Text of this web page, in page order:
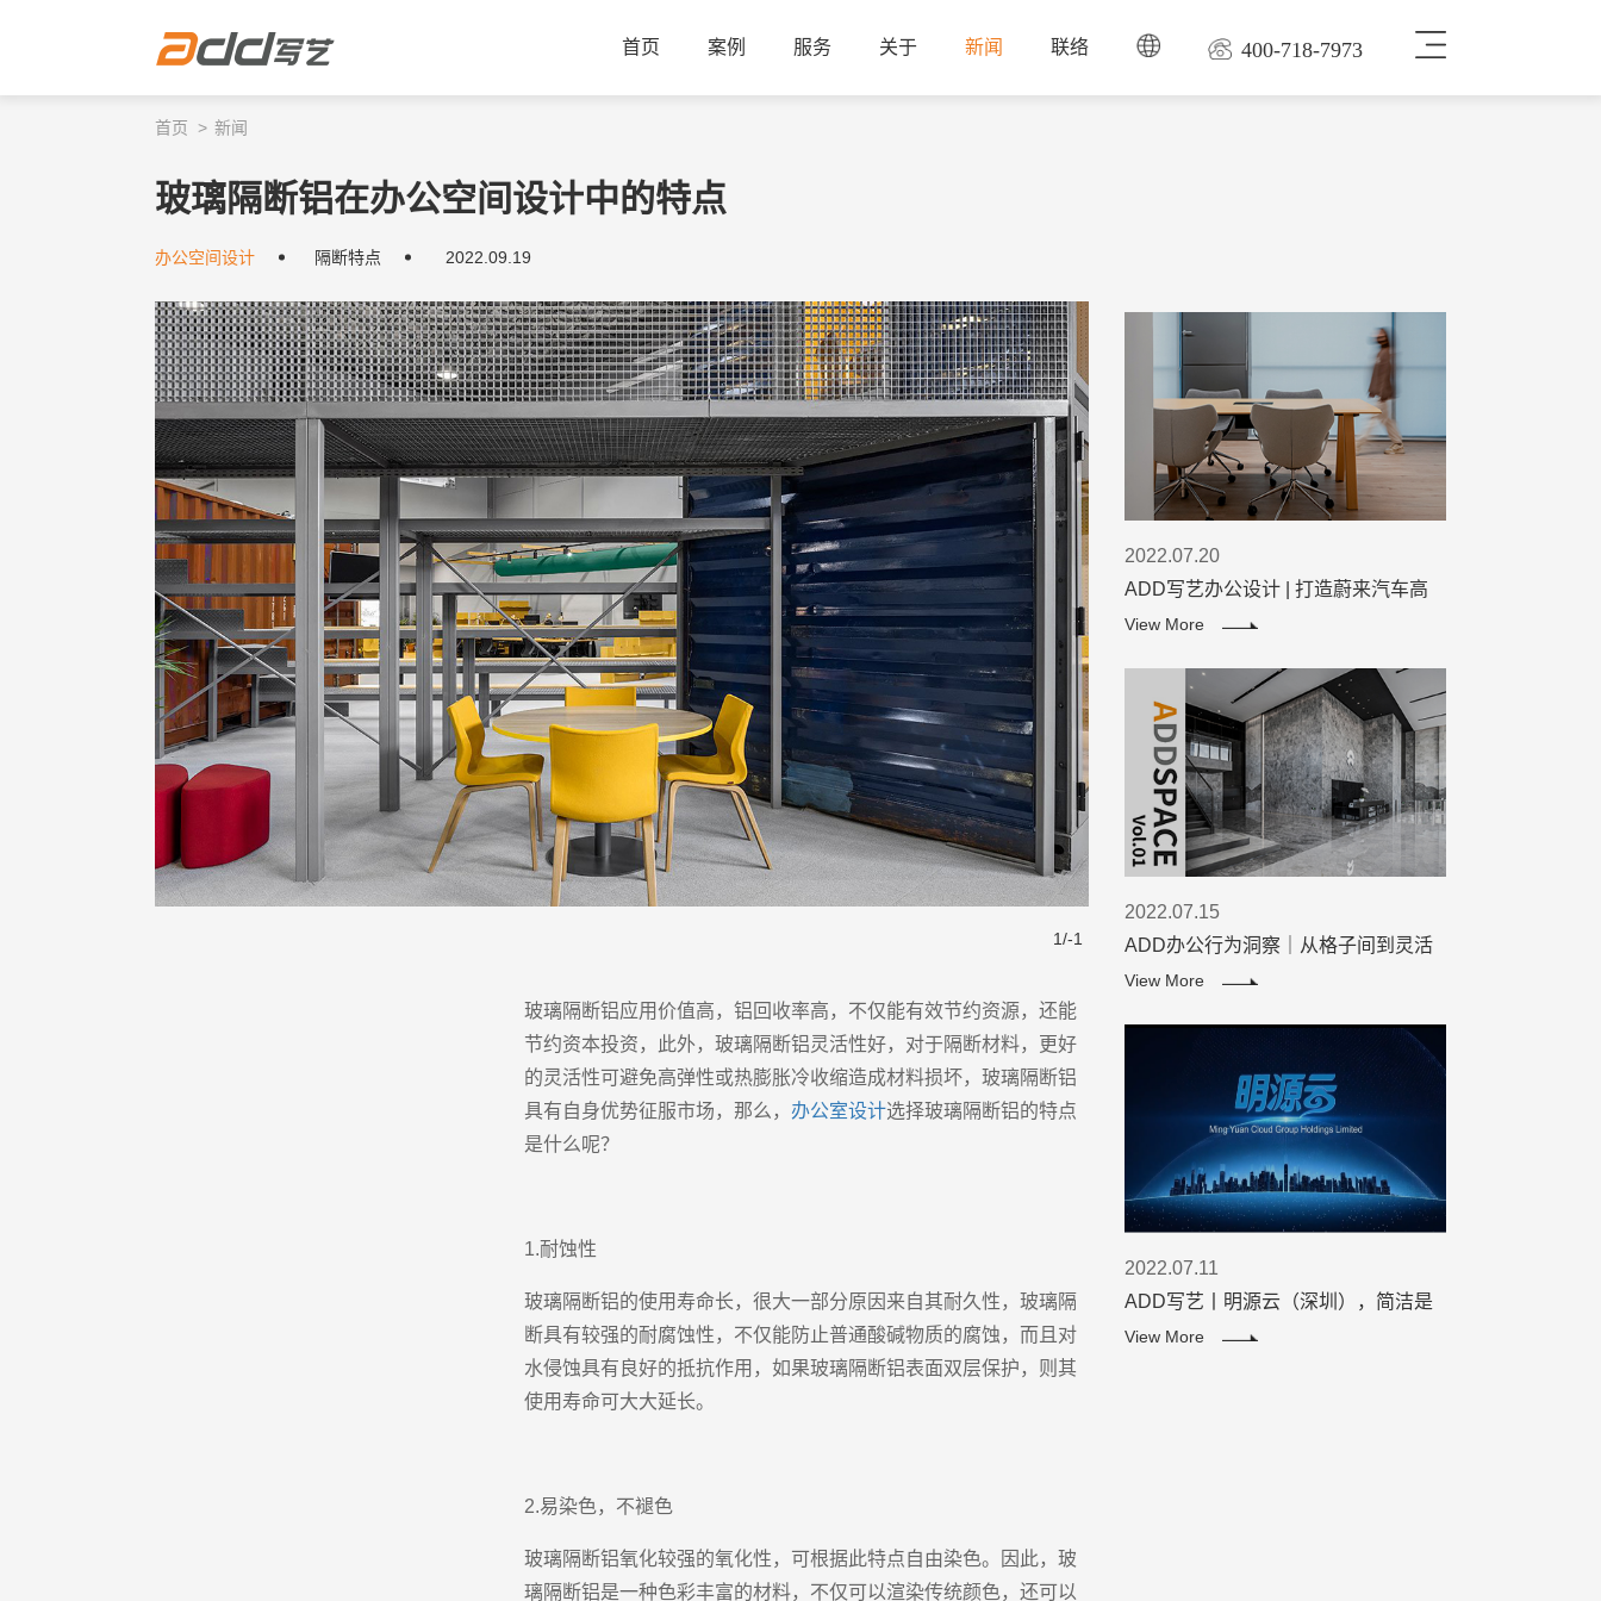
首页 案例 服务 关于 新闻 联络 400-718-7973
首页 新闻
玻璃隔断铝在办公空间设计中的特点
办公空间设计 隔断特点 2022.09.19
1/-1
玻璃隔断铝应用价值高，铝回收率高，不仅能有效节约资源，还能
节约资本投资，此外，玻璃隔断铝灵活性好，对于隔断材料，更好
的灵活性可避免高弹性或热膨胀冷收缩造成材料损坏，玻璃隔断铝
具有自身优势征服市场，那么， 办公室设计选择玻璃隔断铝的特点
是什么呢？
1.耐蚀性
玻璃隔断铝的使用寿命长，很大一部分原因来自其耐久性，玻璃隔
断具有较强的耐腐蚀性，不仅能防止普通酸碱物质的腐蚀，而且对
水侵蚀具有良好的抵抗作用，如果玻璃隔断铝表面双层保护，则其
使用寿命可大大延长。
2.易染色，不褪色
玻璃隔断铝氧化较强的氧化性，可根据此特点自由染色。因此，玻
璃隔断铝是一种色彩丰富的材料，不仅可以渲染传统颜色，还可以
2022.07.20
ADD写艺办公设计 | 打造蔚来汽车高
效办公空间
View More
2022.07.15
ADD办公行为洞察｜从格子间到灵活
办公，打工族的精神解放进程
View More
2022.07.11
ADD写艺丨明源云（深圳），简洁是
智慧的灵魂！
View More